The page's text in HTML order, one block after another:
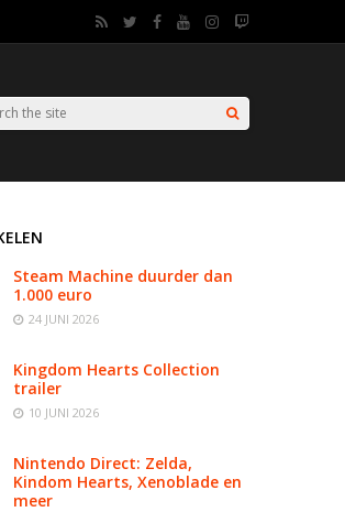
Steam Machine duurder dan
1.000 euro
24 JUNI 2026
Kingdom Hearts Collection
trailer
10 JUNI 2026
Nintendo Direct: Zelda,
Kindom Hearts, Xenoblade en
meer